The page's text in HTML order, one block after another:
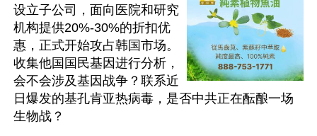
设立子公司，面向医院和研究
机构提供20%-30%的折扣优
惠，正式开始攻占韩国市场。
收集他国国民基因进行分析，
会不会涉及基因战争？联系近
日爆发的基孔肯亚热病毒，是否中共正在酝酿一场
生物战？